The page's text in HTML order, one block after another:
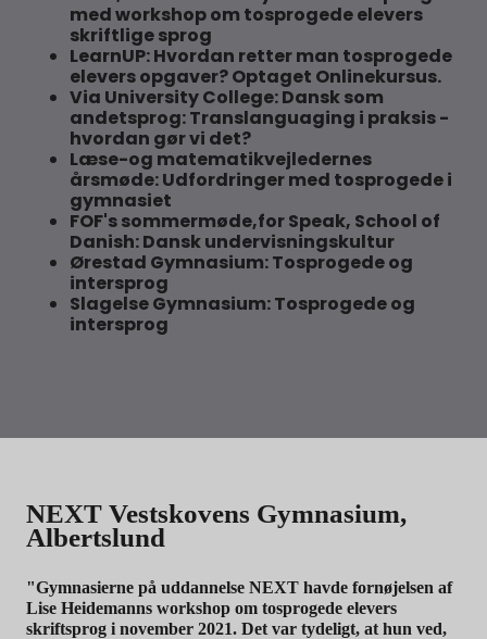
med workshop om tosprogede elevers
skriftlige sprog
LearnUP: Hvordan retter man tosprogede
elevers opgaver? Optaget Onlinekursus.
Via University College: Dansk som
andetsprog: Translanguaging i praksis -
hvordan gør vi det?
Læse-og matematikvejledernes
årsmøde: Udfordringer med tosprogede i
gymnasiet
FOF's sommermøde,for Speak, School of
Danish: Dansk undervisningskultur
Ørestad Gymnasium: Tosprogede og
intersprog
Slagelse Gymnasium: Tosprogede og
intersprog
NEXT Vestskovens Gymnasium,
Albertslund
"Gymnasierne på uddannelse NEXT havde fornøjelsen af
Lise Heidemanns workshop om tosprogede elevers
skriftsprog i november 2021. Det var tydeligt, at hun ved,